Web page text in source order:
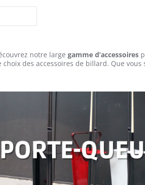
notre large gamme d’accessoires
des accessoires de billard. Que vous